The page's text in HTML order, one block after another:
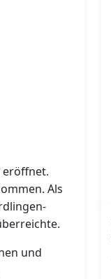
eröffnet.
Als
und
w/d)